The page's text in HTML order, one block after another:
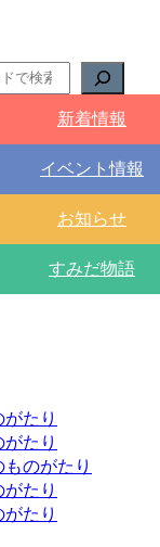
新着情報
イベント情報
お知らせ
すみだ物語
たり
たり
のがたり
たり
たり